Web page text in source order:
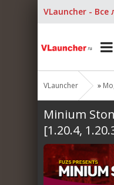
VLauncher -
VLauncher »
Minium
[1.20.4,